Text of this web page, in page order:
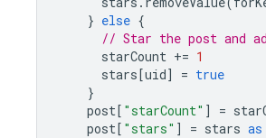
} else {
// Star the post and
starCount += 1
stars[uid] = true
}
post[ "starCount" ] =
post[ "stars" ] = stars as